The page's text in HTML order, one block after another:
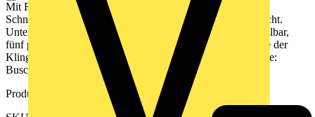
Mit Freisprechfunktion. Freisprechlautstärke einstellbar.
Schnellzugriffstasten für Türöffnen, Stummschalten und Licht.
Unterschiedliche Klingeltöne für Tür- und Etagenruf einstellbar,
fünf polyphone Klingeltöne stehen zur Auswahl. Lautstärke der
Klingeltöne einstellbar. Verbrauchseinheiten: 1. Produktreihe:
Busch-Welcome® 2-Draht​
Produktkennzeichen